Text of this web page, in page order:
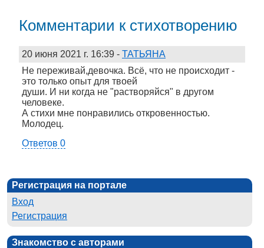
Комментарии к стихотворению
20 июня 2021 г. 16:39 - ТАТЬЯНА
Не переживай,девочка. Всё, что не происходит -
это только опыт для твоей
души. И ни когда не "растворяйся" в другом
человеке.
А стихи мне понравились откровенностью.
Молодец.
Ответов 0
Регистрация на портале
Вход
Регистрация
Знакомство с авторами